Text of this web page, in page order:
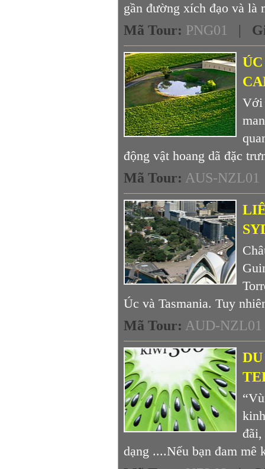
gần đường xích đạo và là
Mã Tour: PNG01 |
Với
động vật hoang dã đặc
Mã Tour: AUS-NZL01
Úc và Tasmania. Tuy
Mã Tour: AUD-NZL01
đãi,
dạng ....Nếu bạn đam mê